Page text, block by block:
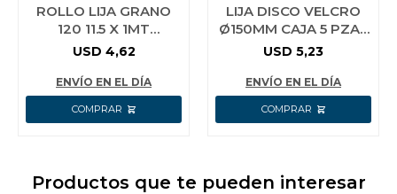
ROLLO LIJA GRANO
120 11.5 X 1MT
AMARILLA WADFOW
USD 4,62
ENVÍO EN EL DÍA
LIJA DISCO VELCRO
Ø150MM CAJA 5 PZAS
INGCO AKRS150051 P/
USD 5,23
ENVÍO EN EL DÍA
Productos que te pueden interesar